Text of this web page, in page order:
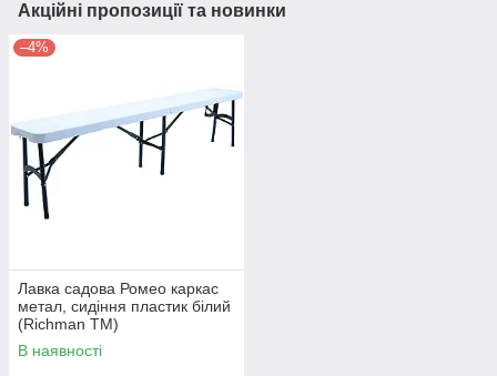
Акційні пропозиції та новинки
–4%
Лавка садова Ромео каркас
метал, сидіння пластик білий
(Richman ТМ)
В наявності